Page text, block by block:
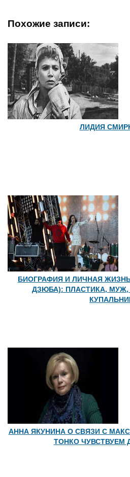
Похожие записи:
ЛИДИЯ
БИОГРАФИЯ И ЛИЧНАЯ
ДЗЮБА): ПЛАСТИКА,
АННА ЯКУНИНА О СВЯЗИ С
ТОНКО ЧУВСТВУЕМ